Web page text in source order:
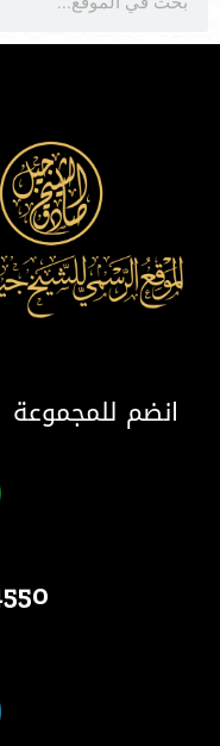
انضم للمجموعة
824 514 1 +